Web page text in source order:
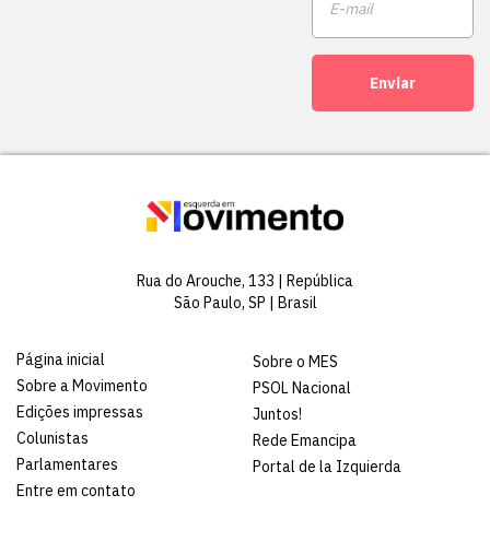
Enviar
Rua do Arouche, 133 | República
São Paulo, SP | Brasil
Página inicial
Sobre a Movimento
Edições impressas
Colunistas
Parlamentares
Entre em contato
Sobre o MES
PSOL Nacional
Juntos!
Rede Emancipa
Portal de la Izquierda